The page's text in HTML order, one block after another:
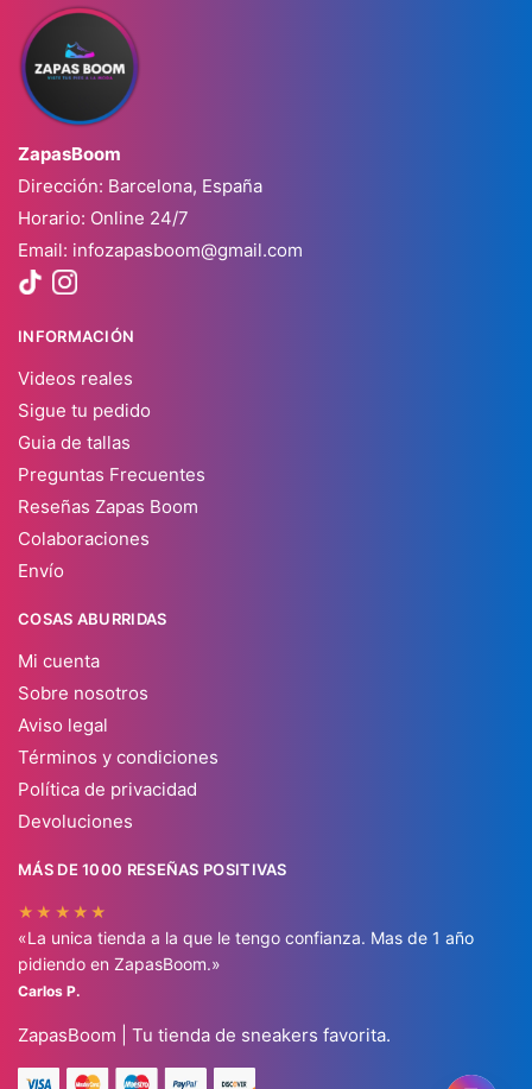
ZapasBoom
Dirección: Barcelona, España
Horario: Online 24/7
Email: infozapasboom@gmail.com
INFORMACIÓN
Videos reales
Sigue tu pedido
Guia de tallas
Preguntas Frecuentes
Reseñas Zapas Boom
Colaboraciones
Envío
COSAS ABURRIDAS
Mi cuenta
Sobre nosotros
Aviso legal
Términos y condiciones
Política de privacidad
Devoluciones
MÁS DE 1000 RESEÑAS POSITIVAS
★★★★★
«La unica tienda a la que le tengo confianza. Mas de 1 año
pidiendo en ZapasBoom.»
Carlos P.
ZapasBoom | Tu tienda de sneakers favorita.